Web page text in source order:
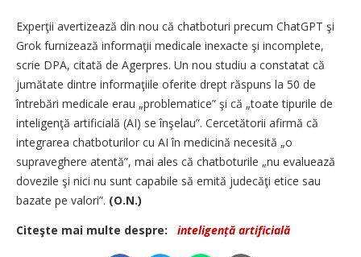
Experţii avertizează din nou că chatboturi precum ChatGPT şi
Grok furnizează informaţii medicale inexacte şi incomplete,
scrie DPA, citată de Agerpres. Un nou studiu a constatat că
jumătate dintre informaţiile oferite drept răspuns la 50 de
întrebări medicale erau „problematice” şi că „toate tipurile de
inteligenţă artificială (AI) se înşelau”. Cercetătorii afirmă că
integrarea chatboturilor cu AI în medicină necesită „o
supraveghere atentă”, mai ales că chatboturile „nu evaluează
dovezile şi nici nu sunt capabile să emită judecăţi etice sau
bazate pe valori”. (O.N.)
Citeşte mai multe despre:
inteligență artificială